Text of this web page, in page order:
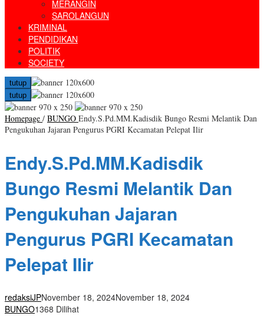
MERANGIN
SAROLANGUN
KRIMINAL
PENDIDIKAN
POLITIK
SOCIETY
tutup
tutup
Homepage / BUNGO Endy.S.Pd.MM.Kadisdik Bungo Resmi Melantik Dan
Pengukuhan Jajaran Pengurus PGRI Kecamatan Pelepat Ilir
Endy.S.Pd.MM.Kadisdik
Bungo Resmi Melantik Dan
Pengukuhan Jajaran
Pengurus PGRI Kecamatan
Pelepat Ilir
redaksiJPNovember 18, 2024November 18, 2024
BUNGO1368 Dilihat